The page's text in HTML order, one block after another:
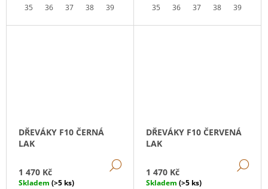
35 36 37 38 39 41 42 43 44 45
35 36 37 38 39
DŘEVÁKY F10 ČERNÁ
LAK
1 470 Kč
DETAIL
Skladem (>5 ks)
DŘEVÁKY F10 ČERVENÁ
LAK
1 470 Kč
Skladem (>5 ks)